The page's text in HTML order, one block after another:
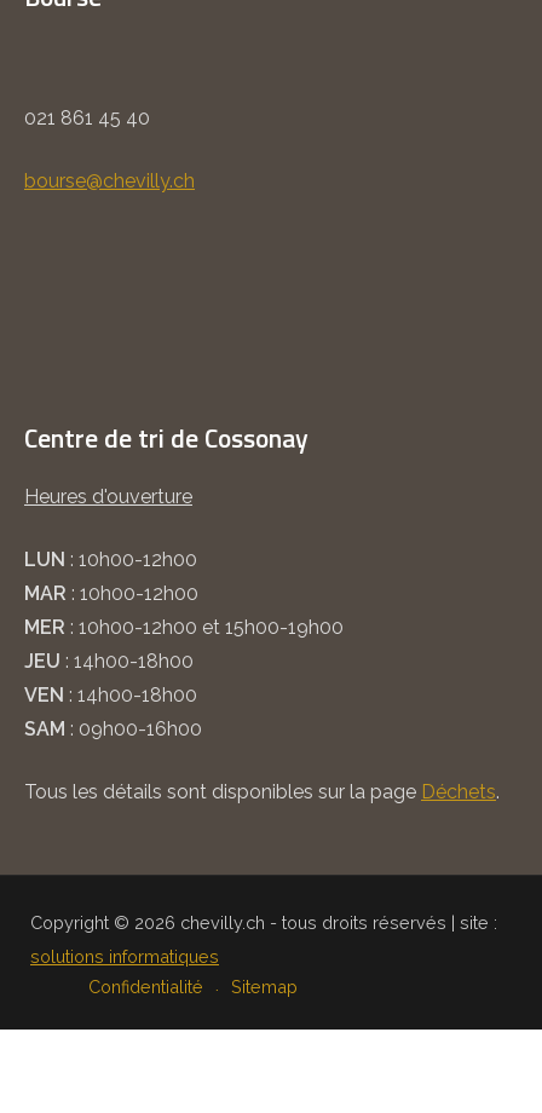
021 861 45 40
bourse@chevilly.ch
Centre de tri de Cossonay
Heures d'ouverture
LUN : 10h00-12h00
MAR : 10h00-12h00
MER : 10h00-12h00 et 15h00-19h00
JEU : 14h00-18h00
VEN : 14h00-18h00
SAM : 09h00-16h00
Tous les détails sont disponibles sur la page Déchets.
Copyright © 2026 chevilly.ch - tous droits réservés | site :
solutions informatiques
Confidentialité
Sitemap